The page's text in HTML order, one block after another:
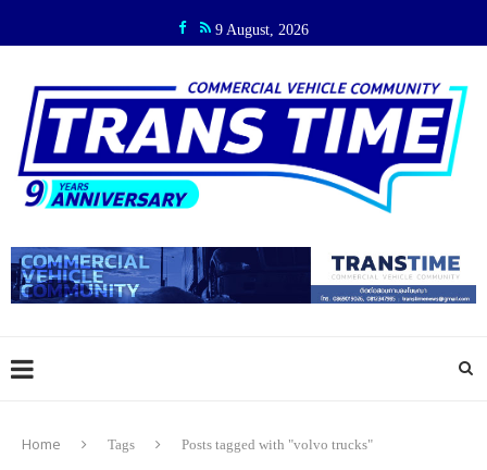
9 August, 2026
Home Tags Posts tagged with "volvo trucks"